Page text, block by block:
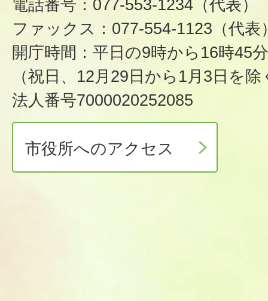
電話番号：077-553-1234（代表）
ファックス：077-554-1123（代表
開庁時間：平日の9時から16時45分
（祝日、12月29日から1月3日を除
法人番号7000020252085
市役所へのアクセス